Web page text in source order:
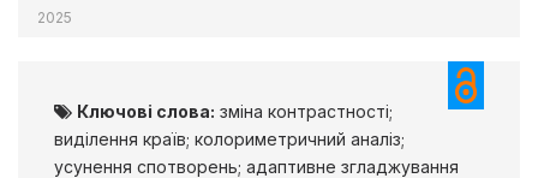
2025
Ключові слова: зміна контрастності;
виділення країв; колориметричний аналіз;
усунення спотворень; адаптивне згладжування